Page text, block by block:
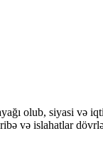
olub, siyasi və
və islahatlar